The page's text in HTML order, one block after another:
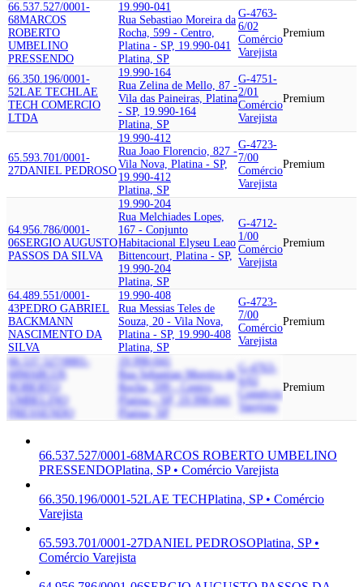
66.537.527/0001-
68MARCOS
ROBERTO
UMBELINO
PRESSENDO
19.990-041
Rua Sebastiao Moreira da
Rocha, 599 - Centro,
Platina - SP, 19.990-041
Platina, SP
G-4763-
6/02
Comércio
Varejista
Premium
66.350.196/0001-
52LAE TECHLAE
TECH COMERCIO
LTDA
19.990-164
Rua Zelina de Mello, 87 -
Vila das Paineiras, Platina
- SP, 19.990-164
Platina, SP
G-4751-
2/01
Comércio
Varejista
Premium
65.593.701/0001-
27DANIEL PEDROSO
19.990-412
Rua Joao Florencio, 827 -
Vila Nova, Platina - SP,
19.990-412
Platina, SP
G-4723-
7/00
Comércio
Varejista
Premium
64.956.786/0001-
06SERGIO AUGUSTO
PASSOS DA SILVA
19.990-204
Rua Melchiades Lopes,
167 - Conjunto
Habitacional Elyseu Leao
Bittencourt, Platina - SP,
19.990-204
Platina, SP
G-4712-
1/00
Comércio
Varejista
Premium
64.489.551/0001-
43PEDRO GABRIEL
BACKMANN
NASCIMENTO DA
SILVA
19.990-408
Rua Messias Teles de
Souza, 20 - Vila Nova,
Platina - SP, 19.990-408
Platina, SP
G-4723-
7/00
Comércio
Varejista
Premium
66.537.527/0001-
68 MARCOS
ROBERTO
UMBELINO
19.990-041
Rua Sebastiao Moreira da
Rocha, 599 - Centro,
Platina - SP, 19.990-041
Platina, SP
G-4763-
6/02
Comércio
Varejista
Premium
66.537.527/0001-68MARCOS ROBERTO UMBELINO
PRESSENDOPlatina, SP • Comércio Varejista
66.350.196/0001-52LAE TECHPlatina, SP • Comércio
Varejista
65.593.701/0001-27DANIEL PEDROSOPlatina, SP •
Comércio Varejista